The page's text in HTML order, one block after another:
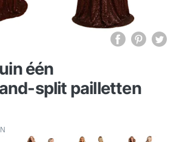
één
split pailletten